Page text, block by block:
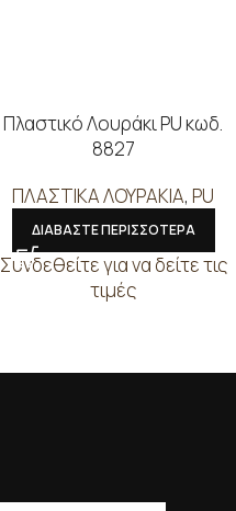
Πλαστικό Λουράκι PU κωδ.
8827
ΠΛΑΣΤΙΚΑ ΛΟΥΡΑΚΙΑ, PU
ΔΙΑΒΑΣΤΕ ΠΕΡΙΣΣΟΤΕΡΑ
Συνδεθείτε για να δείτε τις
τιμές